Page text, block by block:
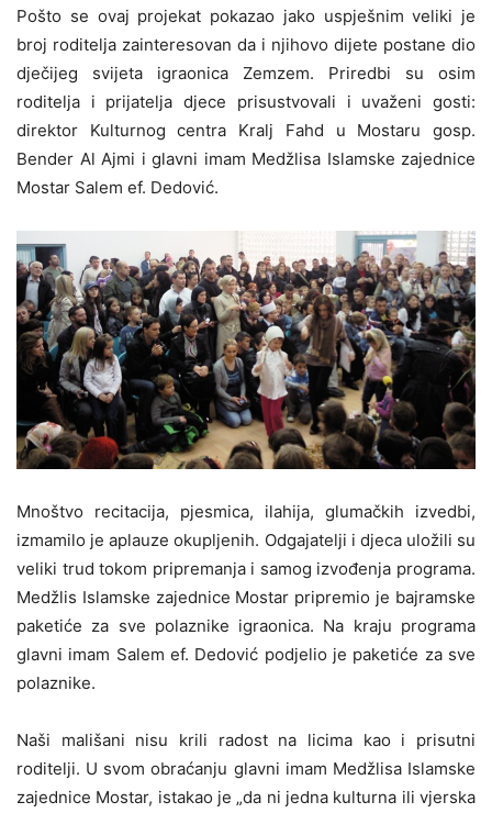
Pošto se ovaj projekat pokazao jako uspješnim veliki je
broj roditelja zainteresovan da i njihovo dijete postane dio
dječijeg svijeta igraonica Zemzem. Priredbi su osim
roditelja i prijatelja djece prisustvovali i uvaženi gosti:
direktor Kulturnog centra Kralj Fahd u Mostaru gosp.
Bender Al Ajmi i glavni imam Medžlisa Islamske zajednice
Mostar Salem ef. Dedović.
Mnoštvo recitacija, pjesmica, ilahija, glumačkih izvedbi,
izmamilo je aplauze okupljenih. Odgajatelji i djeca uložili su
veliki trud tokom pripremanja i samog izvođenja programa.
Medžlis Islamske zajednice Mostar pripremio je bajramske
paketiće za sve polaznike igraonica. Na kraju programa
glavni imam Salem ef. Dedović podjelio je paketiće za sve
polaznike.
Naši mališani nisu krili radost na licima kao i prisutni
roditelji. U svom obraćanju glavni imam Medžlisa Islamske
zajednice Mostar, istakao je „da ni jedna kulturna ili vjerska